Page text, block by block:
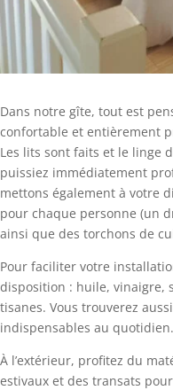
Dans notre gîte, tout est
confortable et entièrement
Les lits sont faits et le linge
puissiez immédiatement
mettons également à votre
pour chaque personne (un
ainsi que des torchons de
Pour faciliter votre
disposition : huile, vinaigre,
tisanes. Vous trouverez
indispensables au quotidien.
À l’extérieur, profitez du
estivaux et des transats